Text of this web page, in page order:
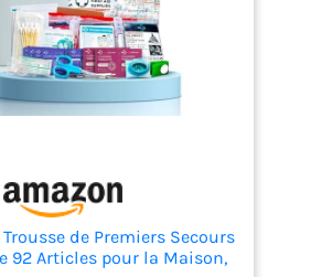
de Premiers Secours
92 Articles pour la Maison,